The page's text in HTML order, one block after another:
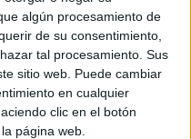
algún procesamiento de
de su consentimiento,
tal procesamiento. Sus
sitio web. Puede cambiar
en cualquier
clic en el botón
página web.
de la Comunidad
personas que hicieron la
Ramesh habló de la
y Ramchandani habló
hindú.